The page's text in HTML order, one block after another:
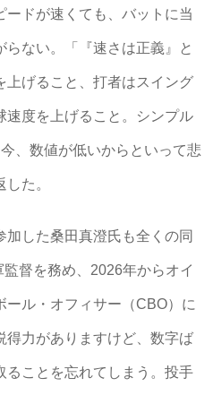
ドが速くても、バットに当
ない。「『速さは正義』と
上げること、打者はスイング
速度を上げること。シンプル
、数値が低いからといって悲
た。
した桑田真澄氏も全くの同
督を務め、2026年からオイ
ール・オフィサー（CBO）に
得力がありますけど、数字ば
ることを忘れてしまう。投手